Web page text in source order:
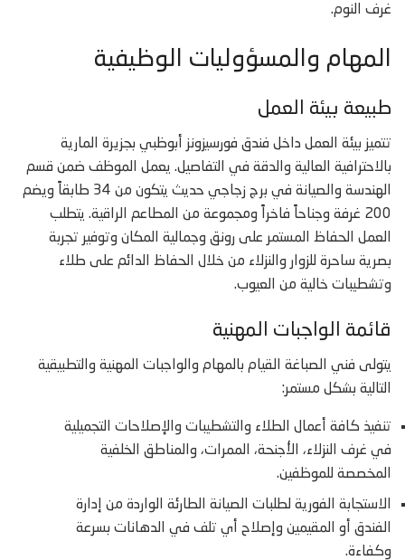
غرف النوم.
المهام والمسؤوليات الوظيفية
طبيعة بيئة العمل
تتميز بيئة العمل داخل فندق فورسيزونز أبوظبي بجزيرة المارية
بالاحترافية العالية والدقة في التفاصيل. يعمل الموظف ضمن قسم
الهندسة والصيانة في برج زجاجي حديث يتكون من 34 طابقاً ويضم
200 غرفة وجناحاً فاخراً ومجموعة من المطاعم الراقية. يتطلب
العمل الحفاظ المستمر على رونق وجمالية المكان وتوفير تجربة
بصرية ساحرة للزوار والنزلاء من خلال الحفاظ الدائم على طلاء
وتشطيبات خالية من العيوب.
قائمة الواجبات المهنية
يتولى فني الصباغة القيام بالمهام والواجبات المهنية والتطبيقية
التالية بشكل مستمر:
تنفيذ كافة أعمال الطلاء والتشطيبات والإصلاحات التجميلية
في غرف النزلاء، الأجنحة، الممرات، والمناطق الخلفية
المخصصة للموظفين.
الاستجابة الفورية لطلبات الصيانة الطارئة الواردة من إدارة
الفندق أو المقيمين وإصلاح أي تلف في الدهانات بسرعة
وكفاءة.